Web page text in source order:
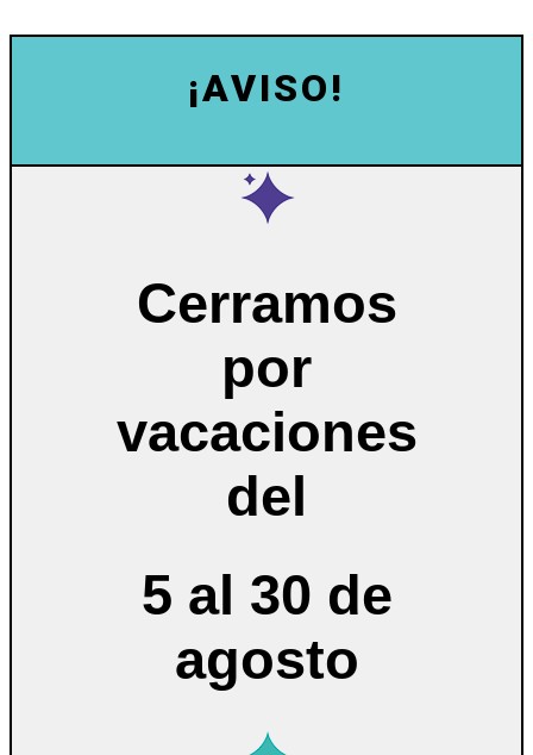
¡AVISO!
Cerramos
por
vacaciones
del
5 al 30 de
agosto